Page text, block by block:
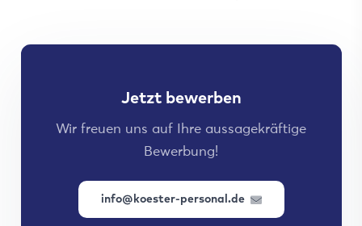
Jetzt bewerben
Wir freuen uns auf Ihre aussagekräftige
Bewerbung!
info@koester-personal.de